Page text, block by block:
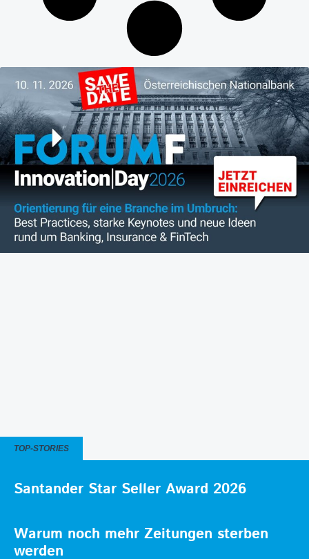
TOP-STORIES
Santander Star Seller Award 2026
Warum noch mehr Zeitungen sterben
werden